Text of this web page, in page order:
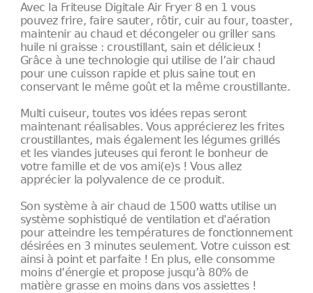
Avec la Friteuse Digitale Air Fryer 8 en 1 vous
pouvez frire, faire sauter, rôtir, cuir au four, toaster,
maintenir au chaud et décongeler ou griller sans
huile ni graisse : croustillant, sain et délicieux !
Grâce à une technologie qui utilise de l’air chaud
pour une cuisson rapide et plus saine tout en
conservant le même goût et la même croustillante.
Multi cuiseur, toutes vos idées repas seront
maintenant réalisables. Vous apprécierez les frites
croustillantes, mais également les légumes grillés
et les viandes juteuses qui feront le bonheur de
votre famille et de vos ami(e)s ! Vous allez
apprécier la polyvalence de ce produit.
Son système à air chaud de 1500 watts utilise un
système sophistiqué de ventilation et d'aération
pour atteindre les températures de fonctionnement
désirées en 3 minutes seulement. Votre cuisson est
ainsi à point et parfaite ! En plus, elle consomme
moins d’énergie et propose jusqu’à 80% de
matière grasse en moins dans vos assiettes !